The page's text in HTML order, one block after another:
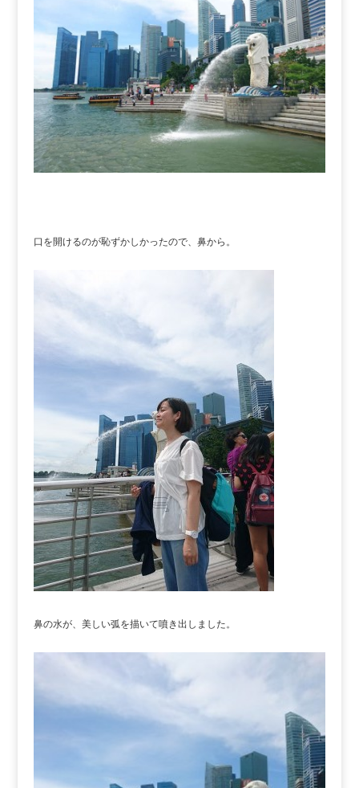
口を開けるのが恥ずかしかったので、鼻から。
鼻の水が、美しい弧を描いて噴き出しました。